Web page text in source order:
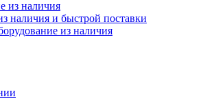
наличия и быстрой поставки